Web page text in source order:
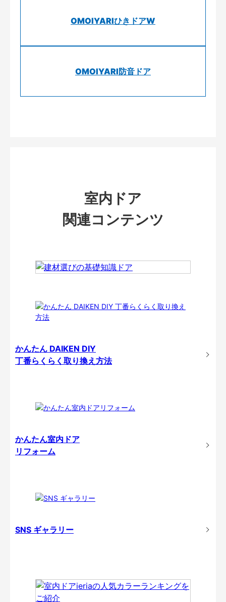
OMOIYARIひきドアW
OMOIYARI防音ドア
室内ドア
関連コンテンツ
かんたん DAIKEN DIY
丁番らくらく取り換え方法
かんたん室内ドア
リフォーム
SNS ギャラリー